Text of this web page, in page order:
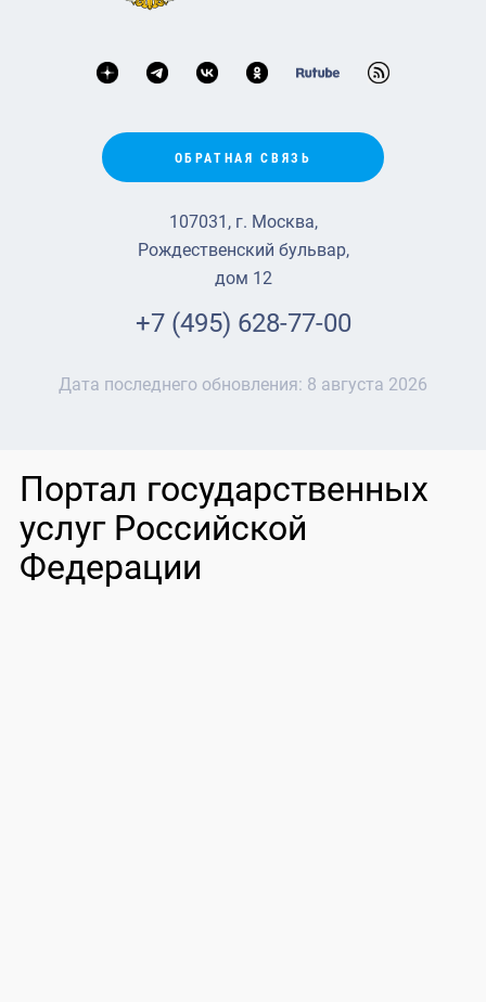
ОБРАТНАЯ СВЯЗЬ
107031, г. Москва,
Рождественский бульвар,
дом 12
+7 (495) 628-77-00
Дата последнего обновления: 8 августа 2026
Портал государственных
услуг Российской
Федерации